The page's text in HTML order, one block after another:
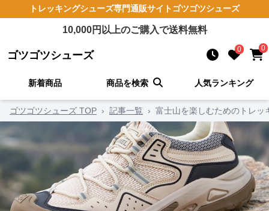
トレッキングシューズ専門通販サイト ゴツゴツシューズ
10,000円以上のご購入で送料無料
ゴツゴツシューズ 0 0
新着商品 商品を検索 人気ランキング
ゴツゴツシューズ TOP › 記事一覧 › 富士山を楽しむためのトレッ